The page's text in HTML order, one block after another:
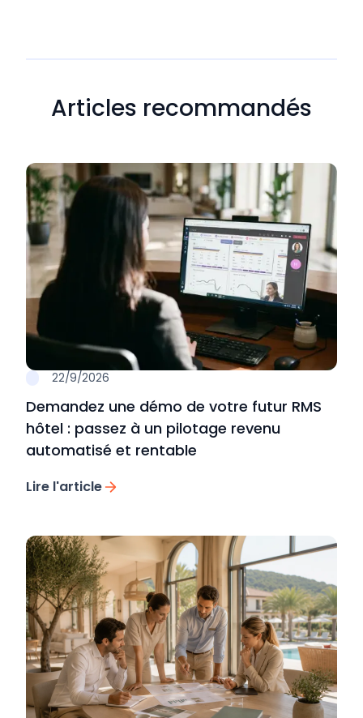
Articles recommandés
22/9/2026
Demandez une démo de votre futur RMS
hôtel : passez à un pilotage revenu
automatisé et rentable
Lire l'article